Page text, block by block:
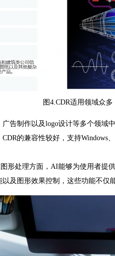
图4.CDR适用领域众多
告制作以及logo设计等多个领域
CDR的兼容性较好，支持Windows
形处理方面，AI能够为使用者提
及图形效果控制，这些功能不仅